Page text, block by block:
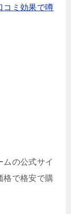
コミ効果で噂
の公式サイ
格で格安で購